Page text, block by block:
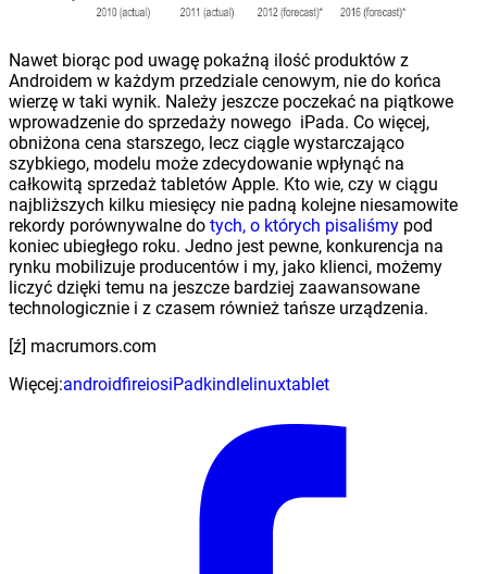
Nawet biorąc pod uwagę pokaźną ilość produktów z
Androidem w każdym przedziale cenowym, nie do końca
wierzę w taki wynik. Należy jeszcze poczekać na piątkowe
wprowadzenie do sprzedaży nowego iPada. Co więcej,
obniżona cena starszego, lecz ciągle wystarczająco
szybkiego, modelu może zdecydowanie wpłynąć na
całkowitą sprzedaż tabletów Apple. Kto wie, czy w ciągu
najbliższych kilku miesięcy nie padną kolejne niesamowite
rekordy porównywalne do tych, o których pisaliśmy pod
koniec ubiegłego roku. Jedno jest pewne, konkurencja na
rynku mobilizuje producentów i my, jako klienci, możemy
liczyć dzięki temu na jeszcze bardziej zaawansowane
technologicznie i z czasem również tańsze urządzenia.
[ź] macrumors.com
Więcej:androidfireiosiPadkindlelinuxtablet